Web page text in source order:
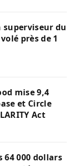
superviseur du
près de 1
mise 9,4
et Circle
Act
64 000 dollars